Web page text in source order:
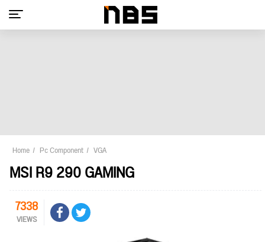
Home Pc Component VGA
MSI R9 290 GAMING
7338
VIEWS